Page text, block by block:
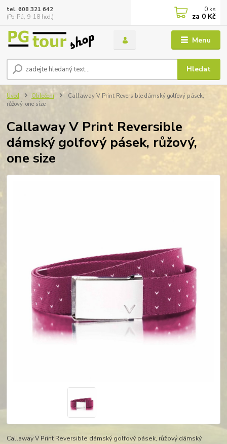
Menu
Hledat
tel. 608 321 642
(Po-Pá, 9-18 hod.)
0 ks
za 0 Kč
Úvod Oblečení
Callaway V Print Reversible dámský golfový pásek,
růžový, one size
Callaway V Print Reversible
dámský golfový pásek, růžový,
one size
Callaway V Print Reversible dámský golfový pásek, růžový dámský